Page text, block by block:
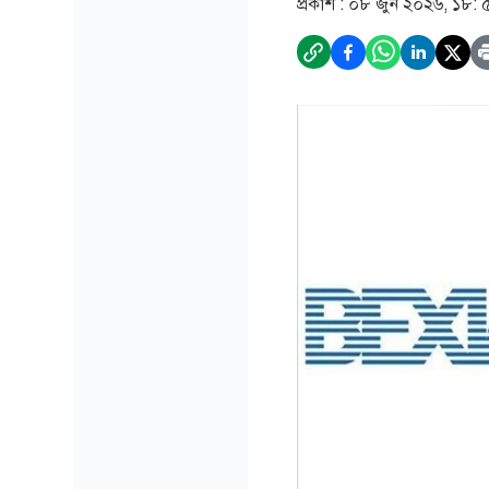
প্রকাশ : ০৮ জুন ২০২৬, ১৮: